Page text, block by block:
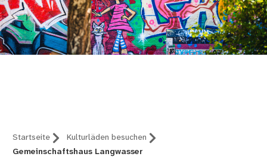
Startseite
Kulturläden besuchen
Gemeinschaftshaus Langwasser